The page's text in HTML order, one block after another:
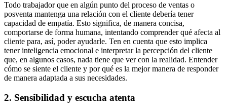
Todo trabajador que en algún punto del proceso de ventas o
posventa mantenga una relación con el cliente debería tener
capacidad de empatía. Esto significa, de manera concisa,
comportarse de forma humana, intentando comprender qué afecta al
cliente para, así, poder ayudarle. Ten en cuenta que esto implica
tener inteligencia emocional e interpretar la percepción del cliente
que, en algunos casos, nada tiene que ver con la realidad. Entender
cómo se siente el cliente y por qué es la mejor manera de responder
de manera adaptada a sus necesidades.
2. Sensibilidad y escucha atenta